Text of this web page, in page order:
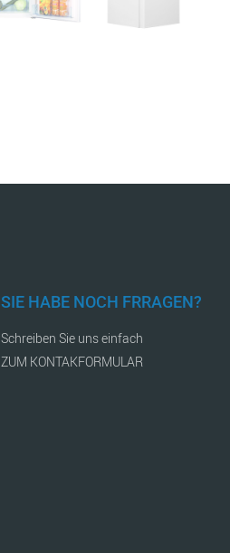
SIE HABE NOCH FRRAGEN?
Schreiben Sie uns einfach
ZUM KONTAKFORMULAR